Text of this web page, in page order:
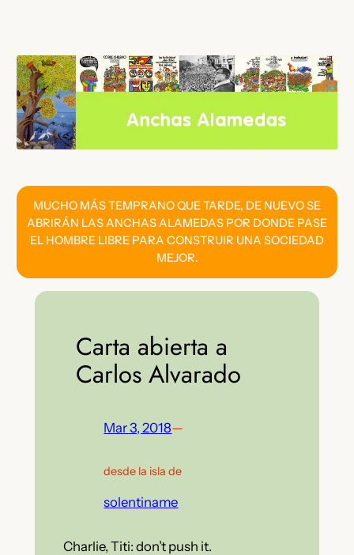
contenido
MUCHO MÁS TEMPRANO QUE TARDE, DE NUEVO SE
ABRIRÁN LAS ANCHAS ALAMEDAS POR DONDE PASE
EL HOMBRE LIBRE PARA CONSTRUIR UNA SOCIEDAD
MEJOR.
Carta abierta a
Carlos Alvarado
Mar 3, 2018—
desde la isla de
solentiname
Charlie, Titi: don’t push it.